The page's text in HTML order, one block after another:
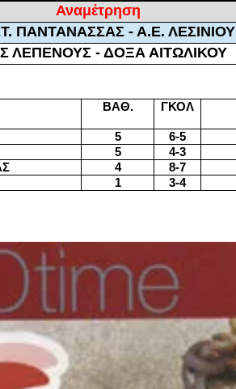
Αναμέτρηση
ΠΑΝΤΑΝΑΣΣΑΣ - Α.Ε. ΛΕΣΙΝΙΟΥ
ΛΕΠΕΝΟΥΣ - ΔΟΞΑ ΑΙΤΩΛΙΚΟΥ
ΒΑΘ. ΓΚΟΛ
5
6-5
5
4-3
4
8-7
1 3-4